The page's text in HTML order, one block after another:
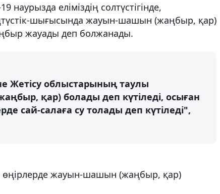
еліміздің солтүстігінде,
шығысында жауын-шашын (жаңбыр, қар)
жауады деп болжанады.
Жетісу облыстарының таулы
қар) болады деп күтіледі, осыған
сай-салаға су толады деп күтіледі",
өңірлерде жауын-шашын (жаңбыр, қар)